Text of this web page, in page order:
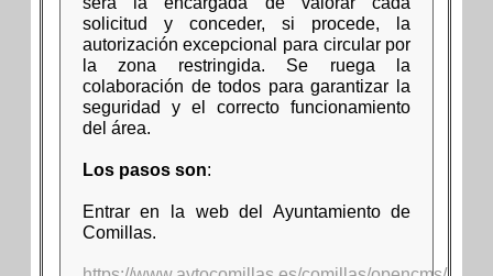
solicitud y conceder, si procede, la
autorización excepcional para circular por
la zona restringida. Se ruega la
colaboración de todos para garantizar la
seguridad y el correcto funcionamiento
del área.
Los pasos son:
Entrar en la web del Ayuntamiento de
Comillas.